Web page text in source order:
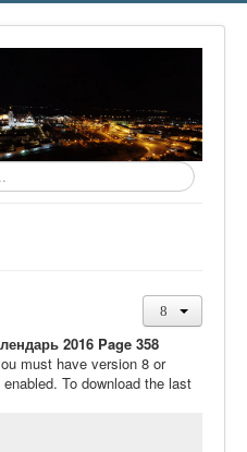
2016 Page 358
must have version 8 or
To download the last